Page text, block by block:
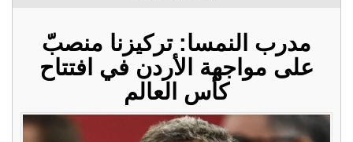
مدرب النمسا: تركيزنا منصبّ
على مواجهة الأردن في افتتاح
كأس العالم